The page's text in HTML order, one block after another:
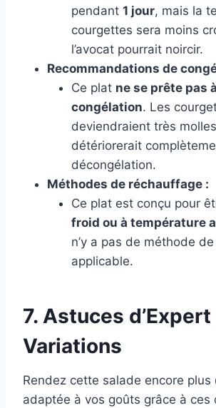
pendant 1 jour, mais la
courgettes sera moins
l’avocat pourrait noircir.
Recommandations de
Ce plat ne se prête pas
congélation. Les
deviendraient très
détériorerait
décongélation.
Méthodes de réchauffage :
Ce plat est conçu pour
froid ou à température
n’y a pas de méthode
applicable.
7. Astuces
Variations
Rendez cette salade encore plus
adaptée à vos goûts grâce à ces